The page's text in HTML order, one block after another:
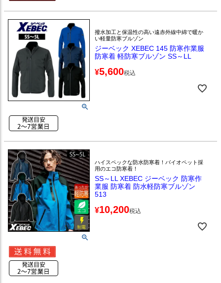
撥水加工と保温性の高い遠赤外線中綿で暖か
い軽量防寒ブルゾン
ジーベック XEBEC 145 防寒作業服
防寒着 軽防寒ブルゾン SS～LL
¥5,600税込
ハイスペックな防水防寒着！バイオペット採
用のエコ防寒着！
SS～LL XEBEC ジーベック 防寒作
業服 防寒着 防水軽防寒ブルゾン
513
¥10,200税込